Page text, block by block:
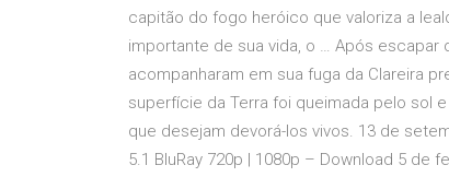
capitão do fogo heróico que valoriza a
importante de sua vida, o … Após escapar
acompanharam em sua fuga da Clareira
superfície da Terra foi queimada pelo sol
que desejam devorá-los vivos. 13 de
5.1 BluRay 720p | 1080p – Download 5 de